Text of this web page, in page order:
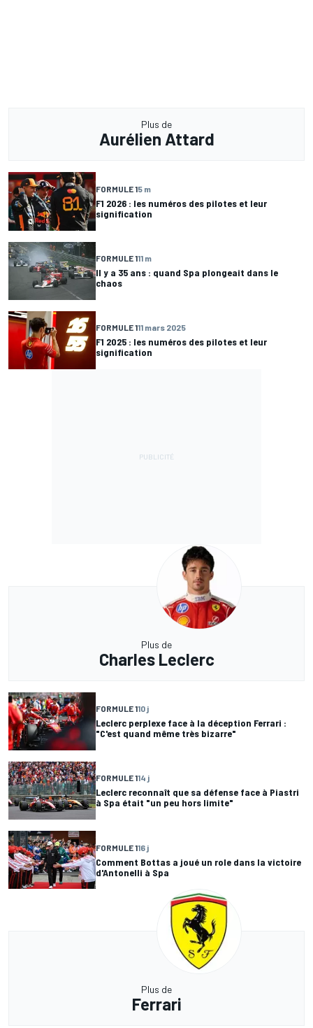
Plus de
Aurélien Attard
FORMULE 15 m
F1 2026 : les numéros des pilotes et leur
signification
FORMULE 111 m
Il y a 35 ans : quand Spa plongeait dans le
chaos
FORMULE 111 mars 2025
F1 2025 : les numéros des pilotes et leur
signification
Plus de
Charles Leclerc
FORMULE 110 j
Leclerc perplexe face à la déception Ferrari :
"C'est quand même très bizarre"
FORMULE 114 j
Leclerc reconnaît que sa défense face à Piastri
à Spa était "un peu hors limite"
FORMULE 116 j
Comment Bottas a joué un role dans la victoire
d'Antonelli à Spa
Plus de
Ferrari